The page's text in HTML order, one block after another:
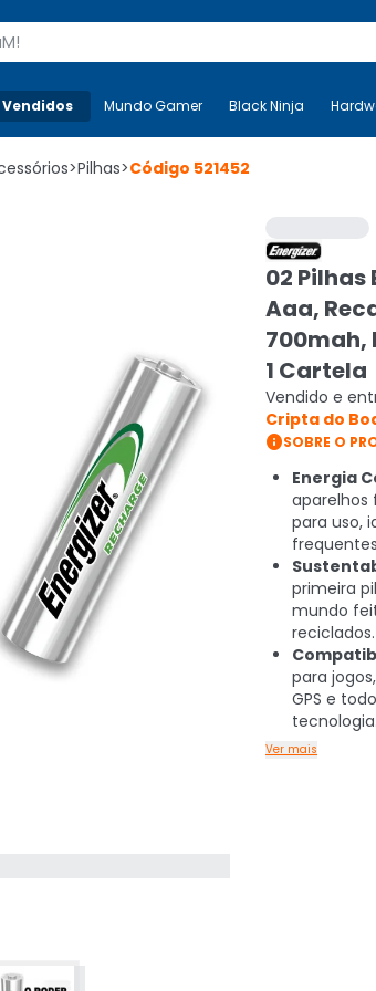
Mais-v- Mundo Gamer Black
Mundo Gamer Black Ninja
>Pilhas>Código 521452
02 Pilhas
Aaa,
700mah,
1 Cartela
Vendido e
Cripta do
SOBRE O
Energia
aparelhos
para uso,
primeira
mundo
reciclados.
para
GPS e
tecnologia.
Ver mais